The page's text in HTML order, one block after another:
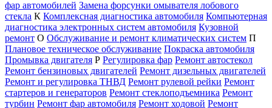
фар автомобилей Замена форсунки омывателя лобового
стекла К Комплексная диагностика автомобиля Компьютерная
диагностика электронных систем автомобиля Кузовной
ремонт О Обслуживание и ремонт климатических систем П
Плановое техническое обслуживание Покраска автомобиля
Промывка двигателя Р Регулировка фар Ремонт автостекол
Ремонт бензиновых двигателей Ремонт дизельных двигателей
Ремонт и регулировка ТНВД Ремонт рулевой рейки Ремонт
стартеров и генераторов Ремонт стеклоподъемника Ремонт
турбин Ремонт фар автомобиля Ремонт ходовой Ремонт